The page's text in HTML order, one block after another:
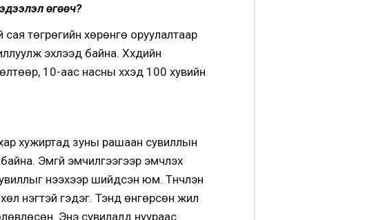
өгөөч?
сая төгрөгийн хөрөнгө оруулалтаар
эхлээд байна. Хүүхдийн
10-аас насны хүүхэд 100 хувийн
хужиртад зуны рашаан сувиллын
Эмгүй эмчилгээгээр эмчлэх
нээхээр шийдсэн юм. Түүнчлэн
нэгтэй гэдэг. Тэнд өнгөрсөн жил
Энэ сувилалд нуураас